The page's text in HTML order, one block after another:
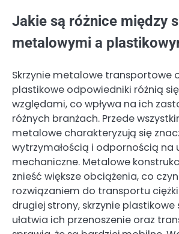
Jakie są różnice między
metalowymi a
Skrzynie metalowe transportowe
plastikowe odpowiedniki różnią
względami, co wpływa na ich
różnych branżach. Przede
metalowe charakteryzują się
wytrzymałością i odpornością na
mechaniczne. Metalowe
znieść większe obciążenia, co
rozwiązaniem do transportu
drugiej strony, skrzynie plastikowe
ułatwia ich przenoszenie oraz